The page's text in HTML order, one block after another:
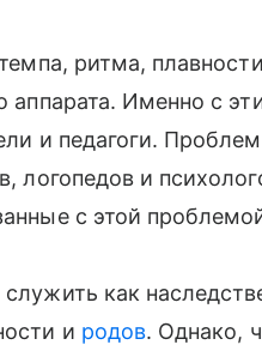
ритма,
аппарата. Именно с
и педагоги.
логопедов и
с этой
как
и родов. Однако,